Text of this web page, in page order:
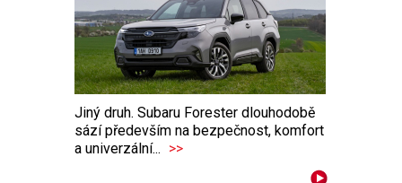
Jiný druh. Subaru Forester dlouhodobě
sází především na bezpečnost, komfort
a univerzální... >>